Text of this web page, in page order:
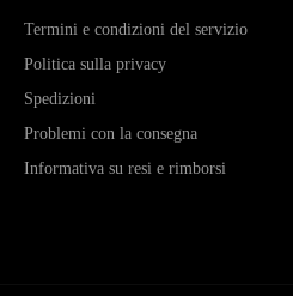
Termini e condizioni del servizio
Politica sulla privacy
Spedizioni
Problemi con la consegna
Informativa su resi e rimborsi